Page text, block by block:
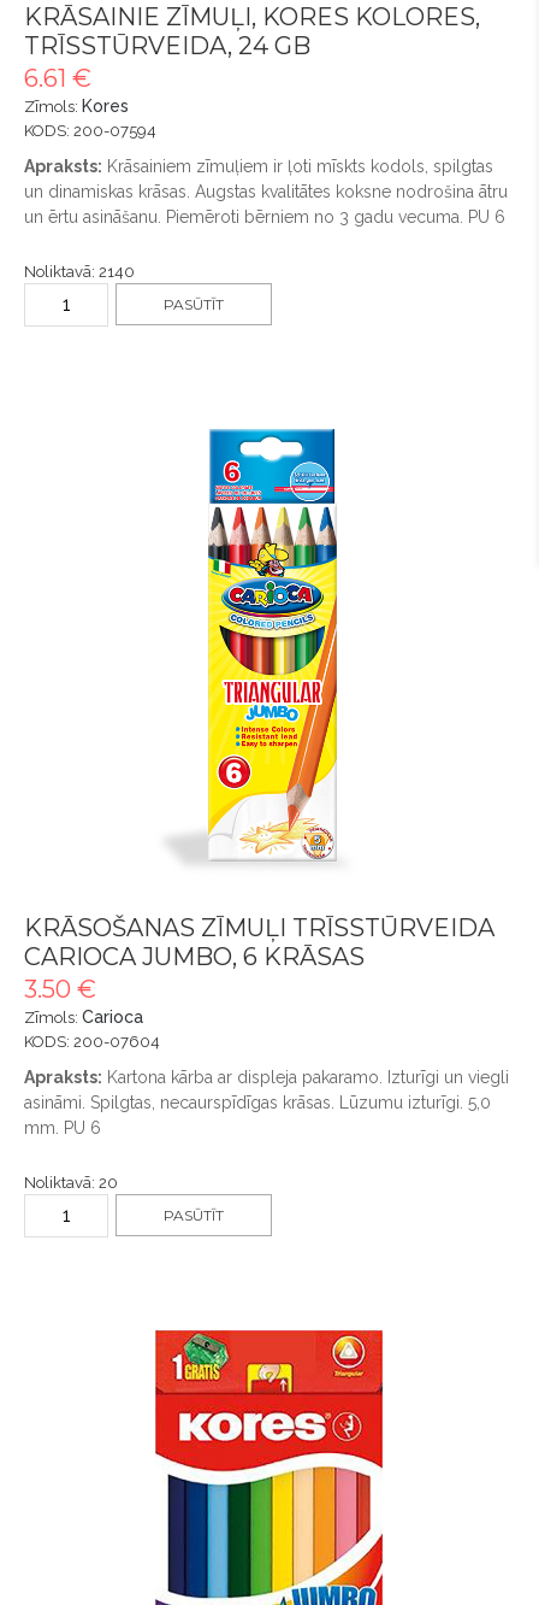
KRĀSAINIE ZĪMUĻI, KORES KOLORES,
TRĪSSTŪRVEIDA, 24 GB
6.61 €
Zīmols: Kores
KODS: 200-07594
Apraksts: Krāsainiem zīmuļiem ir ļoti mīskts kodols, spilgtas
un dinamiskas krāsas. Augstas kvalitātes koksne nodrošina ātru
un ērtu asināšanu. Piemēroti bērniem no 3 gadu vecuma. PU 6
Noliktavā: 2140
PASŪTĪT
KRĀSOŠANAS ZĪMUĻI TRĪSSTŪRVEIDA
CARIOCA JUMBO, 6 KRĀSAS
3.50 €
Zīmols: Carioca
KODS: 200-07604
Apraksts: Kartona kārba ar displeja pakaramo. Izturīgi un viegli
asināmi. Spilgtas, necaurspīdīgas krāsas. Lūzumu izturīgi. 5,0
mm. PU 6
Noliktavā: 20
PASŪTĪT